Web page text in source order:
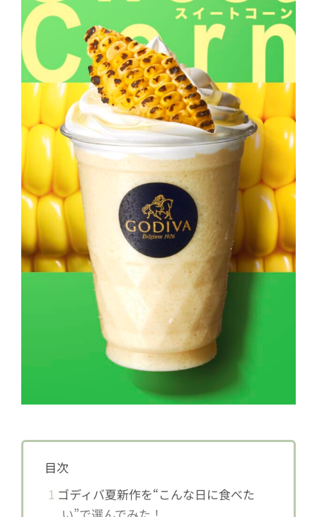
目次
1 ゴディバ夏新作を“こんな日に食べた
い”で選んでみた！